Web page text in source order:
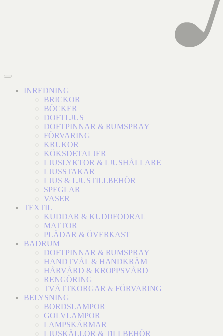
INREDNING
BRICKOR
BÖCKER
DOFTLJUS
DOFTPINNAR & RUMSPRAY
FÖRVARING
KRUKOR
KÖKSDETALJER
LJUSLYKTOR & LJUSHÅLLARE
LJUSSTAKAR
LJUS & LJUSTILLBEHÖR
SPEGLAR
VASER
TEXTIL
KUDDAR & KUDDFODRAL
MATTOR
PLÄDAR & ÖVERKAST
BADRUM
DOFTPINNAR & RUMSPRAY
HANDTVÅL & HANDKRÄM
HÅRVÅRD & KROPPSVÅRD
RENGÖRING
TVÄTTKORGAR & FÖRVARING
BELYSNING
BORDSLAMPOR
GOLVLAMPOR
LAMPSKÄRMAR
LJUSKÄLLOR & TILLBEHÖR